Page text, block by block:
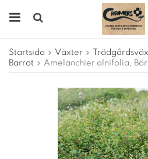
Startsida Växter
Barrot
Amelanchier alnifolia,